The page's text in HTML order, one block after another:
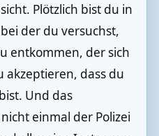
Plötzlich bist du in
der du versuchst,
entkommen, der sich
akzeptieren, dass du
Und das
einmal der Polizei